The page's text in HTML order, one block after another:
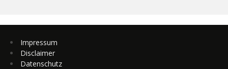
Impressum
Disclaimer
Datenschutz